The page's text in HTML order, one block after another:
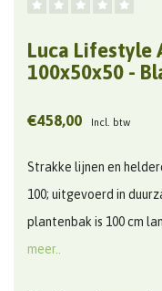
Luca Lifestyle
100x50x50 -
€458,00 Incl. btw
Strakke lijnen en
100; uitgevoerd in
plantenbak is 100 cm
meer..